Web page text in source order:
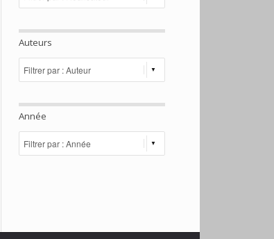
Auteurs
Année